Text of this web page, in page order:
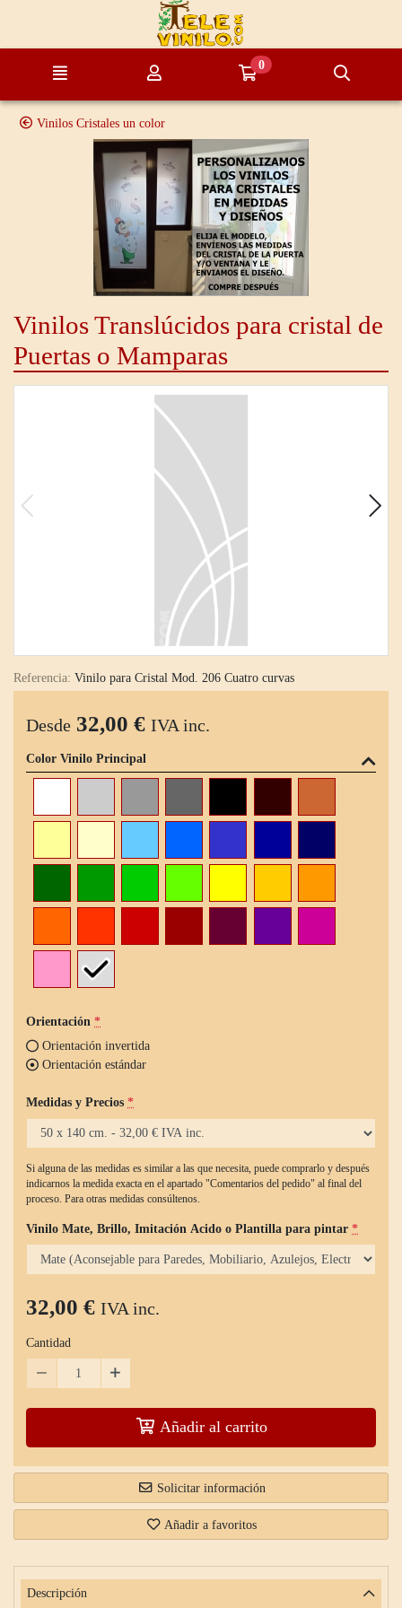
Ir al contenido principal de la página
Ir a mi compra
0
Vinilos Cristales un color
Vinilos Translúcidos para cristal de
Puertas o Mamparas
Referencia: Vinilo para Cristal Mod. 206 Cuatro curvas
Desde 32,00 € IVA inc.
Color Vinilo Principal
Orientación *
Orientación invertida
Orientación estándar
Medidas y Precios *
Si alguna de las medidas es similar a las que necesita, puede comprarlo y después
indicarnos la medida exacta en el apartado "Comentarios del pedido" al final del
proceso. Para otras medidas consúltenos.
Vinilo Mate, Brillo, Imitación Acido o Plantilla para pintar *
32,00 € IVA inc.
Cantidad
Añadir al carrito
Solicitar información
Añadir a favoritos
Descripción